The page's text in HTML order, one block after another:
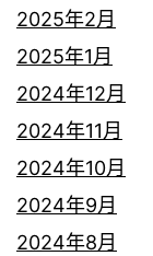
2025年2月
2025年1月
2024年12月
2024年11月
2024年10月
2024年9月
2024年8月